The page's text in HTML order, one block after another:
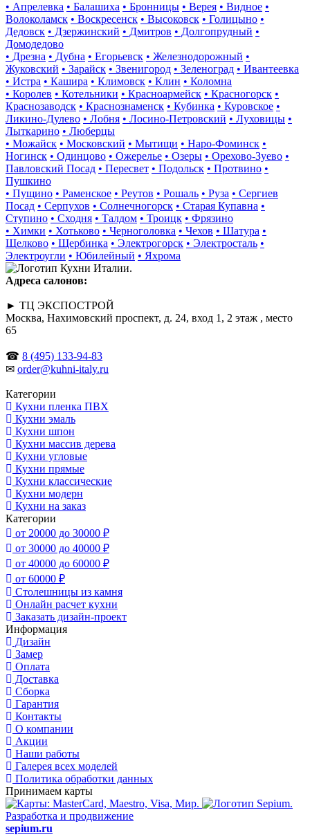
• Апрелевка • Балашиха • Бронницы • Верея • Видное •
Волоколамск • Воскресенск • Высоковск • Голицыно •
Дедовск • Дзержинский • Дмитров • Долгопрудный •
Домодедово
• Дрезна • Дубна • Егорьевск • Железнодорожный •
Жуковский • Зарайск • Звенигород • Зеленоград • Ивантеевка
• Истра • Кашира • Климовск • Клин • Коломна
• Королев • Котельники • Красноармейск • Красногорск •
Краснозаводск • Краснознаменск • Кубинка • Куровское •
Ликино-Дулево • Лобня • Лосино-Петровский • Луховицы •
Лыткарино • Люберцы
• Можайск • Московский • Мытищи • Наро-Фоминск •
Ногинск • Одинцово • Ожерелье • Озеры • Орехово-Зуево •
Павловский Посад • Пересвет • Подольск • Протвино •
Пушкино
• Пущино • Раменское • Реутов • Рошаль • Руза • Сергиев
Посад • Серпухов • Солнечногорск • Старая Купавна •
Ступино • Сходня • Талдом • Троицк • Фрязино
• Химки • Хотьково • Черноголовка • Чехов • Шатура •
Щелково • Щербинка • Электрогорск • Электросталь •
Электроугли • Юбилейный • Яхрома
Адреса салонов:
► ТЦ ЭКСПОСТРОЙ
Москва, Нахимовский проспект, д. 24, вход 1, 2 этаж , место
65
☎ 8 (495) 133-94-83
✉ order@kuhni-italy.ru
Категории
Кухни пленка ПВХ
Кухни эмаль
Кухни шпон
Кухни массив дерева
Кухни угловые
Кухни прямые
Кухни классические
Кухни модерн
Кухни на заказ
Категории
от 20000 до 30000 ₽
от 30000 до 40000 ₽
от 40000 до 60000 ₽
от 60000 ₽
Столешницы из камня
Онлайн расчет кухни
Заказать дизайн-проект
Информация
Дизайн
Замер
Оплата
Доставка
Сборка
Гарантия
Контакты
О компании
Акции
Наши работы
Галерея всех моделей
Политика обработки данных
Принимаем карты
Разработка и продвижение
sepium.ru